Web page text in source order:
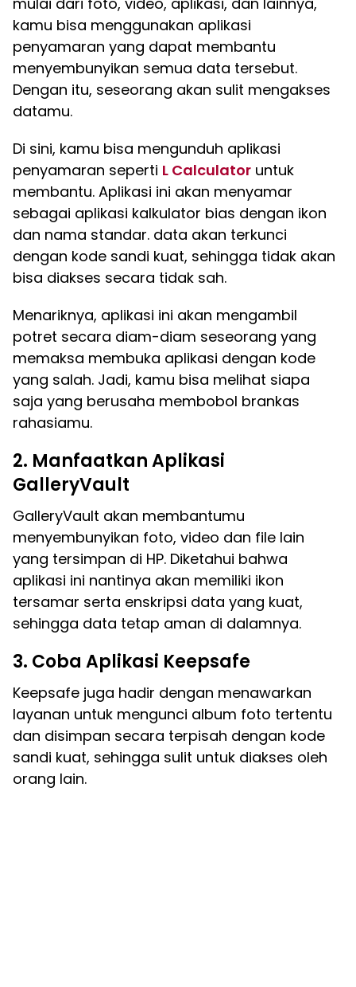
kamu bisa menggunakan aplikasi
penyamaran yang dapat membantu
menyembunyikan semua data tersebut.
Dengan itu, seseorang akan sulit mengakses
datamu.
Di sini, kamu bisa mengunduh aplikasi
penyamaran seperti L Calculator untuk
membantu. Aplikasi ini akan menyamar
sebagai aplikasi kalkulator bias dengan ikon
dan nama standar. data akan terkunci
dengan kode sandi kuat, sehingga tidak akan
bisa diakses secara tidak sah.
Menariknya, aplikasi ini akan mengambil
potret secara diam-diam seseorang yang
memaksa membuka aplikasi dengan kode
yang salah. Jadi, kamu bisa melihat siapa
saja yang berusaha membobol brankas
rahasiamu.
2. Manfaatkan Aplikasi
GalleryVault
GalleryVault akan membantumu
menyembunyikan foto, video dan file lain
yang tersimpan di HP. Diketahui bahwa
aplikasi ini nantinya akan memiliki ikon
tersamar serta enskripsi data yang kuat,
sehingga data tetap aman di dalamnya.
3. Coba Aplikasi Keepsafe
Keepsafe juga hadir dengan menawarkan
layanan untuk mengunci album foto tertentu
dan disimpan secara terpisah dengan kode
sandi kuat, sehingga sulit untuk diakses oleh
orang lain.